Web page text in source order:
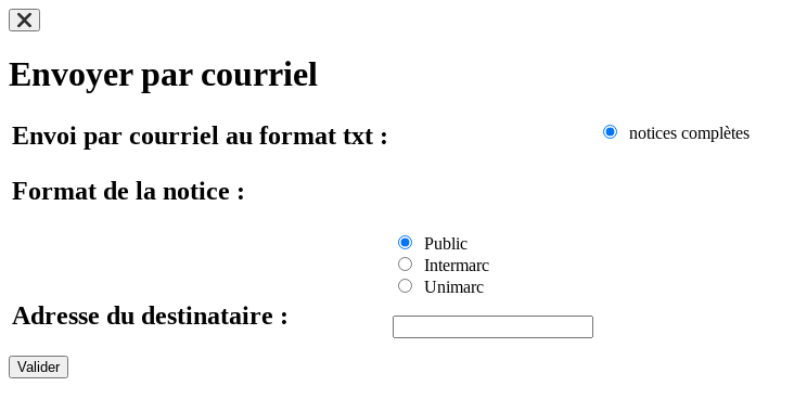
Envoyer par courriel
Envoi par courriel au format txt : notices complètes
Format de la notice :
Public
Intermarc
Unimarc
Adresse du destinataire :